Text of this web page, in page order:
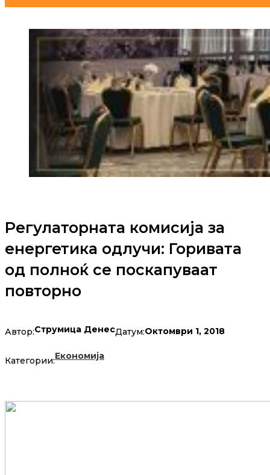
Регулаторната комисија за
енергетика одлучи: Горивата
од полноќ се поскапуваат
повторно
Автор:Струмица ДенесДатум:Октомври 1, 2018
Категории:Економија